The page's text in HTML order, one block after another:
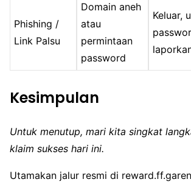
Phishing /
Link Palsu
Domain aneh
atau
permintaan
password
Keluar,
Kesimpulan
Untuk menutup, mari kita singkat
klaim sukses hari ini.
Utamakan jalur resmi di